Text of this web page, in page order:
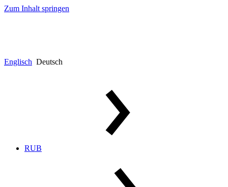
Zum Inhalt springen
Englisch Deutsch
RUB